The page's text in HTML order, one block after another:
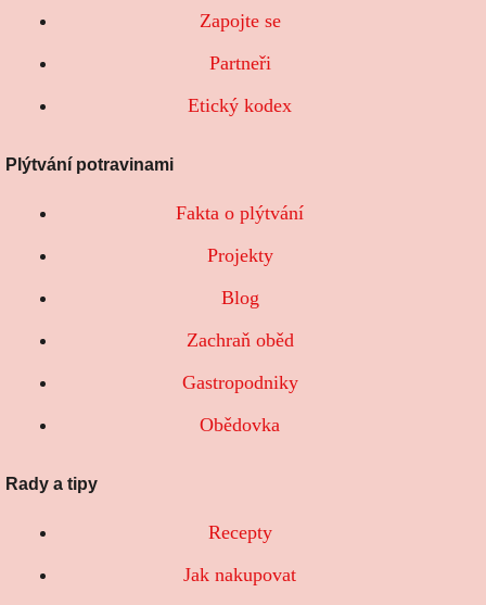
Zapojte se
Partneři
Etický kodex
Plýtvání potravinami
Fakta o plýtvání
Projekty
Blog
Zachraň oběd
Gastropodniky
Obědovka
Rady a tipy
Recepty
Jak nakupovat